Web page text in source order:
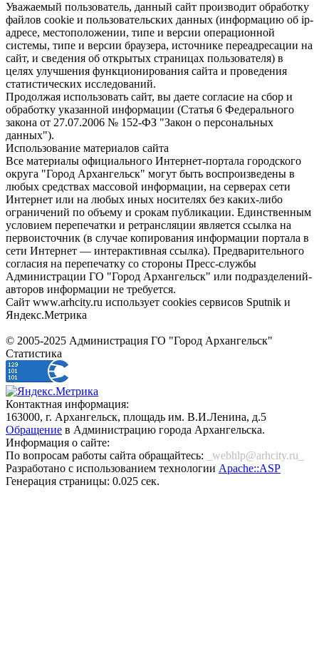
Уважаемый пользователь, данный сайт производит обработку
файлов cookie и пользовательских данных (информацию об ip-
адресе, местоположении, типе и версии операционной
системы, типе и версии браузера, источнике переадресации на
сайт, и сведения об открытых страницах пользователя) в
целях улучшения функционирования сайта и проведения
статистических исследований.
Продолжая использовать сайт, вы даете согласие на сбор и
обработку указанной информации (Статья 6 Федерального
закона от 27.07.2006 № 152-ФЗ "Закон о персональных
данных").
Использование материалов сайта
Все материалы официального Интернет-портала городского
округа "Город Архангельск" могут быть воспроизведены в
любых средствах массовой информации, на серверах сети
Интернет или на любых иных носителях без каких-либо
ограничений по объему и срокам публикации. Единственным
условием перепечатки и ретрансляции является ссылка на
первоисточник (в случае копирования информации портала в
сети Интернет — интерактивная ссылка). Предварительного
согласия на перепечатку со стороны Пресс-службы
Администрации ГО "Город Архангельск" или подразделений-
авторов информации не требуется.
Сайт www.arhcity.ru использует cookies сервисов Sputnik и
Яндекс.Метрика
© 2005-2025 Администрация ГО "Город Архангельск"
Статистика
Контактная информация:
163000, г. Архангельск, площадь им. В.И.Ленина, д.5
Обращение в Администрацию города Архангельска.
Информация о сайте:
По вопросам работы сайта обращайтесь:
_webhlp@arhcity.ru_
Разработано с использованием технологии Apache::ASP
Генерация страницы: 0.025 сек.